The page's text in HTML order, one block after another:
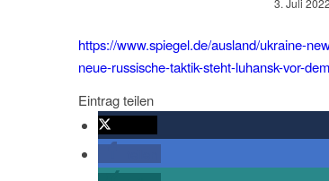
3. Juli 2022
https://www.spiegel.de/ausland/ukraine-
neue-russische-taktik-steht-luhansk-vor-
Eintrag teilen